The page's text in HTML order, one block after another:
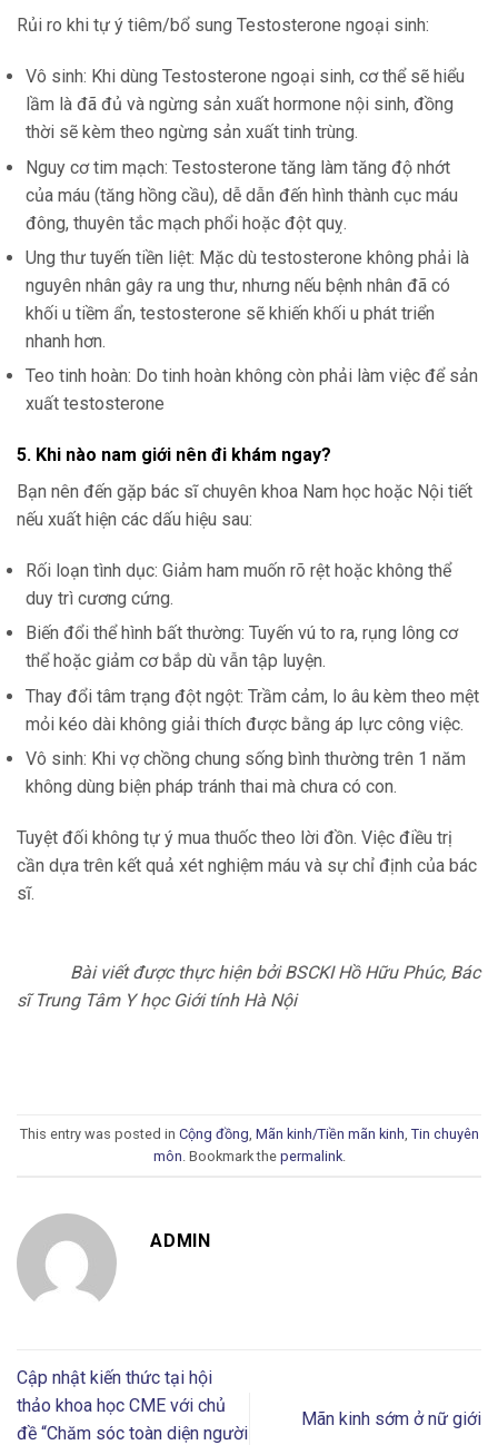
Rủi ro khi tự ý tiêm/bổ sung Testosterone ngoại sinh:
Vô sinh: Khi dùng Testosterone ngoại sinh, cơ thể sẽ hiểu
lầm là đã đủ và ngừng sản xuất hormone nội sinh, đồng
thời sẽ kèm theo ngừng sản xuất tinh trùng.
Nguy cơ tim mạch: Testosterone tăng làm tăng độ nhớt
của máu (tăng hồng cầu), dễ dẫn đến hình thành cục máu
đông, thuyên tắc mạch phổi hoặc đột quỵ.
Ung thư tuyến tiền liệt: Mặc dù testosterone không phải là
nguyên nhân gây ra ung thư, nhưng nếu bệnh nhân đã có
khối u tiềm ẩn, testosterone sẽ khiến khối u phát triển
nhanh hơn.
Teo tinh hoàn: Do tinh hoàn không còn phải làm việc để sản
xuất testosterone
5. Khi nào nam giới nên đi khám ngay?
Bạn nên đến gặp bác sĩ chuyên khoa Nam học hoặc Nội tiết
nếu xuất hiện các dấu hiệu sau:
Rối loạn tình dục: Giảm ham muốn rõ rệt hoặc không thể
duy trì cương cứng.
Biến đổi thể hình bất thường: Tuyến vú to ra, rụng lông cơ
thể hoặc giảm cơ bắp dù vẫn tập luyện.
Thay đổi tâm trạng đột ngột: Trầm cảm, lo âu kèm theo mệt
mỏi kéo dài không giải thích được bằng áp lực công việc.
Vô sinh: Khi vợ chồng chung sống bình thường trên 1 năm
không dùng biện pháp tránh thai mà chưa có con.
Tuyệt đối không tự ý mua thuốc theo lời đồn. Việc điều trị
cần dựa trên kết quả xét nghiệm máu và sự chỉ định của bác
sĩ.
Bài viết được thực hiện bởi BSCKI Hồ Hữu Phúc, Bác
sĩ Trung Tâm Y học Giới tính Hà Nội
This entry was posted in Cộng đồng Mãn kinh/Tiền mãn kinh Tin chuyên
môn . Bookmark the permalink.
ADMIN
Cập nhật kiến thức tại hội
thảo khoa học CME với chủ
đề “Chăm sóc toàn diện người
Mãn kinh sớm ở nữ giới